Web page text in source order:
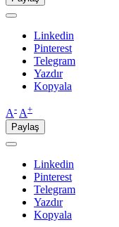
Linkedin
Pinterest
Telegram
Yazdır
Kopyala
A- A+
Paylaş
Linkedin
Pinterest
Telegram
Yazdır
Kopyala